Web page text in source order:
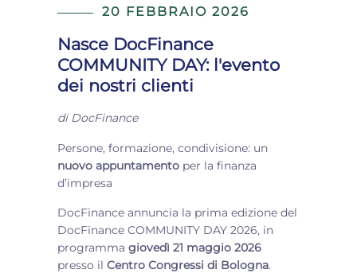
20 FEBBRAIO 2026
Nasce DocFinance
COMMUNITY DAY: l'evento
dei nostri clienti
di DocFinance
Persone, formazione, condivisione: un
nuovo appuntamento per la finanza
d’impresa
DocFinance annuncia la prima edizione del
DocFinance COMMUNITY DAY 2026, in
programma giovedì 21 maggio 2026
presso il Centro Congressi di Bologna.